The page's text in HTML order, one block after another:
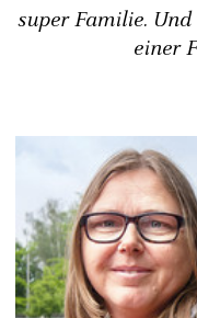
super Familie.
einer